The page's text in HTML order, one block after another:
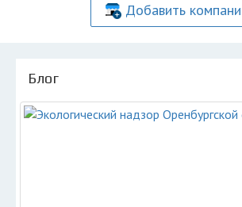
Добавить
Блог